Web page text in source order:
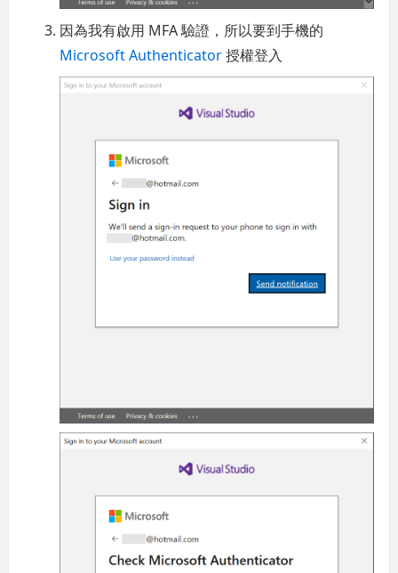
因為我有啟用 MFA 驗證，所以要到手機的
Microsoft Authenticator授權登入